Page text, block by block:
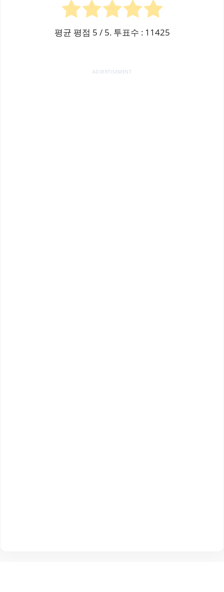
평균 평점 5 / 5. 투표수 : 11425
ADVERTISEMENT